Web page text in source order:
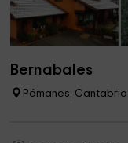
Bernabales
Pámanes, Cantabria